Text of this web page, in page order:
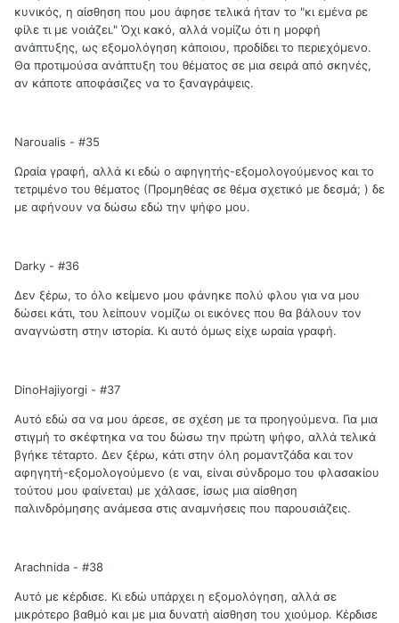
κυνικός, η αίσθηση που μου άφησε τελικά ήταν το "κι εμένα ρε
φίλε τι με νοιάζει." Όχι κακό, αλλά νομίζω ότι η μορφή
ανάπτυξης, ως εξομολόγηση κάποιου, προδίδει το περιεχόμενο.
Θα προτιμούσα ανάπτυξη του θέματος σε μια σειρά από σκηνές,
αν κάποτε αποφάσιζες να το ξαναγράψεις.
Naroualis - #35
Ωραία γραφή, αλλά κι εδώ ο αφηγητής-εξομολογούμενος και το
τετριμένο του θέματος (Προμηθέας σε θέμα σχετικό με δεσμά; ) δε
με αφήνουν να δώσω εδώ την ψήφο μου.
Darky - #36
Δεν ξέρω, το όλο κείμενο μου φάνηκε πολύ φλου για να μου
δώσει κάτι, του λείπουν νομίζω οι εικόνες που θα βάλουν τον
αναγνώστη στην ιστορία. Κι αυτό όμως είχε ωραία γραφή.
DinoHajiyorgi - #37
Αυτό εδώ σα να μου άρεσε, σε σχέση με τα προηγούμενα. Για μια
στιγμή το σκέφτηκα να του δώσω την πρώτη ψήφο, αλλά τελικά
βγήκε τέταρτο. Δεν ξέρω, κάτι στην όλη ρομαντζάδα και τον
αφηγητή-εξομολογούμενο (ε ναι, είναι σύνδρομο του φλασακίου
τούτου μου φαίνεται) με χάλασε, ίσως μια αίσθηση
παλινδρόμησης ανάμεσα στις αναμνήσεις που παρουσιάζεις.
Arachnida - #38
Αυτό με κέρδισε. Κι εδώ υπάρχει η εξομολόγηση, αλλά σε
μικρότερο βαθμό και με μια δυνατή αίσθηση του χιούμορ. Κέρδισε